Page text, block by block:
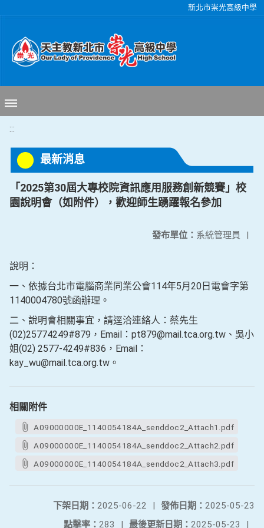
新北市崇光高級中學
:::
最新消息
「2025第30屆大專校院資訊應用服務創新競賽」校
園說明會（如附件），歡迎師生踴躍報名參加
發布單位： 系統管理員 |
說明：
一、依據台北市電腦商業同業公會114年5月20日電會字第
1140004780號函辦理。
二、說明會相關事宜，請逕洽連絡人：蔡先生
(02)25774249#879，Email：pt879@mail.tca.org.tw、吳小
姐(02) 2577-4249#836，Email：
kay_wu@mail.tca.org.tw。
相關附件
A09000000E_1140054184A_senddoc2_Attach1.pdf
A09000000E_1140054184A_senddoc2_Attach2.pdf
A09000000E_1140054184A_senddoc2_Attach3.pdf
發佈日期： 2025-05-23
下架日期： 2025-06-22
|
最後更新日期： 2025-05-23 |
點擊率： 283 |